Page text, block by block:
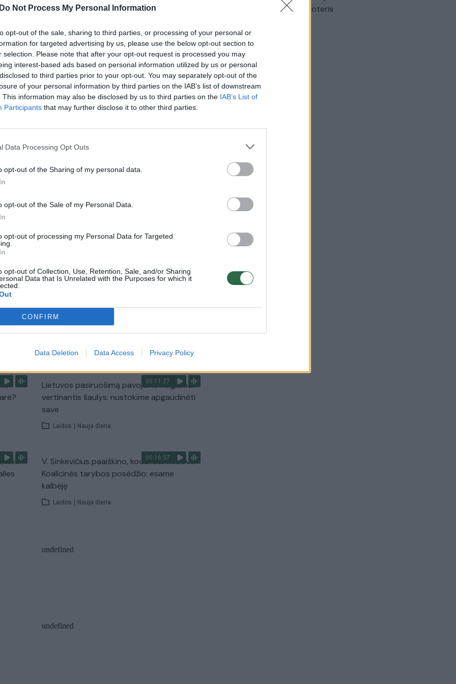
Do Not Process My Personal Information
opt-out of the sale, sharing to third parties, or processing of your personal or
for targeted advertising by us, please use the below opt-out section to
selection. Please note that after your opt-out request is processed you may
interest-based ads based on personal information utilized by us or personal
to third parties prior to your opt-out. You may separately opt-out of the
of your personal information by third parties on the IAB’s list of downstream
This information may also be disclosed by us to third parties on the IAB’s List of
Participants that may further disclose it to other third parties.
Data Processing Opt Outs
opt-out of the Sharing of my personal data.
opt-out of the Sale of my Personal Data.
opt-out of processing my Personal Data for Targeted
opt-out of Collection, Use, Retention, Sale, and/or Sharing
Data that Is Unrelated with the Purposes for which it
CONFIRM
Data Deletion Data Access Privacy Policy
gali pasinaudoti ir Lietuvai priešiškos
ir prisipažino, jiems buvo duotos valstybės
saugomos, tiesiog pati valstybė atrodys
(vasario 12 d.) Eltai sakė D. Jauniškis.
Darius Jauniškis Seimas KGB
diskusija: Rusija – Europos šeimos narė?
pavojingą įprotį: tą daro daugiau nei pusė
Visi įrašai
00:11:27
Lietuvos pasiruošimą pavojams neigiamai
vertinantis šaulys: nustokime apgaudinėti
save
Laidos | Nauja diena
kiek
00:16:37
V. Sinkevičius paaiškino, kodėl dar nebuvo
Koalicinės tarybos posėdžio: esame
kalbėję
Laidos | Nauja diena
automobilis sužalojo dvi moteris